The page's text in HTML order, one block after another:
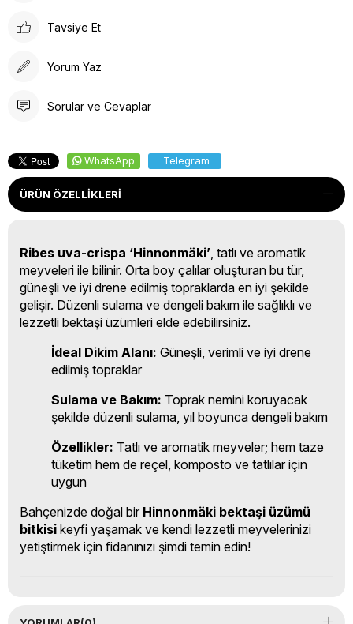
Tavsiye Et
Yorum Yaz
Sorular ve Cevaplar
WhatsApp Telegram
ÜRÜN ÖZELLIKLERI
Ribes uva-crispa ‘Hinnonmäki’, tatlı ve aromatik
meyveleri ile bilinir. Orta boy çalılar oluşturan bu tür,
güneşli ve iyi drene edilmiş topraklarda en iyi şekilde
gelişir. Düzenli sulama ve dengeli bakım ile sağlıklı ve
lezzetli bektaşi üzümleri elde edebilirsiniz.
İdeal Dikim Alanı: Güneşli, verimli ve iyi drene
edilmiş topraklar
Sulama ve Bakım: Toprak nemini koruyacak
şekilde düzenli sulama, yıl boyunca dengeli bakım
Özellikler: Tatlı ve aromatik meyveler; hem taze
tüketim hem de reçel, komposto ve tatlılar için
uygun
Bahçenizde doğal bir Hinnonmäki bektaşi üzümü
bitkisi keyfi yaşamak ve kendi lezzetli meyvelerinizi
yetiştirmek için fidanınızı şimdi temin edin!